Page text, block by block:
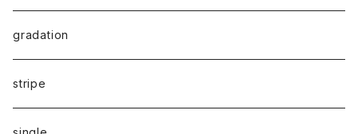
gradation
stripe